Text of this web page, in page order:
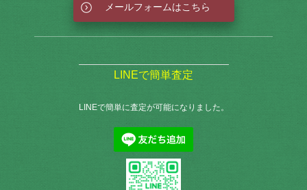
メールフォームはこちら
LINEで簡単査定
LINEで簡単に査定が可能になりました。